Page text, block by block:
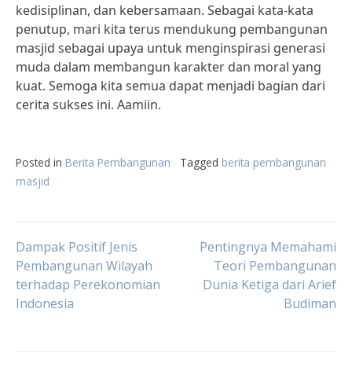
kedisiplinan, dan kebersamaan. Sebagai kata-kata
penutup, mari kita terus mendukung pembangunan
masjid sebagai upaya untuk menginspirasi generasi
muda dalam membangun karakter dan moral yang
kuat. Semoga kita semua dapat menjadi bagian dari
cerita sukses ini. Aamiin.
Posted in Berita Pembangunan Tagged berita pembangunan
masjid
Post
navigation
Dampak Positif Jenis
Pembangunan Wilayah
terhadap Perekonomian
Indonesia
Pentingnya Memahami
Teori Pembangunan
Dunia Ketiga dari Arief
Budiman